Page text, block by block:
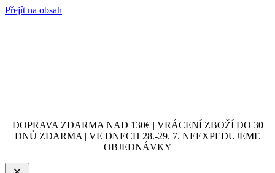
Přejít na obsah
DOPRAVA ZDARMA NAD 130€ | VRÁCENÍ ZBOŽÍ DO 30
DNŮ ZDARMA | VE DNECH 28.-29. 7. NEEXPEDUJEME
OBJEDNÁVKY